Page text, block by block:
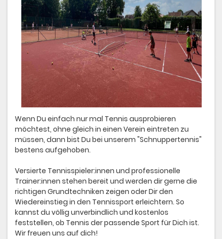
Wenn Du einfach nur mal Tennis ausprobieren
möchtest, ohne gleich in einen Verein eintreten zu
müssen, dann bist Du bei unserem "Schnuppertennis"
bestens aufgehoben.
Versierte Tennisspieler:innen und professionelle
Trainer:innen stehen bereit und werden dir gerne die
richtigen Grundtechniken zeigen oder Dir den
Wiedereinstieg in den Tennissport erleichtern. So
kannst du völlig unverbindlich und kostenlos
feststellen, ob Tennis der passende Sport für Dich ist.
Wir freuen uns auf dich!